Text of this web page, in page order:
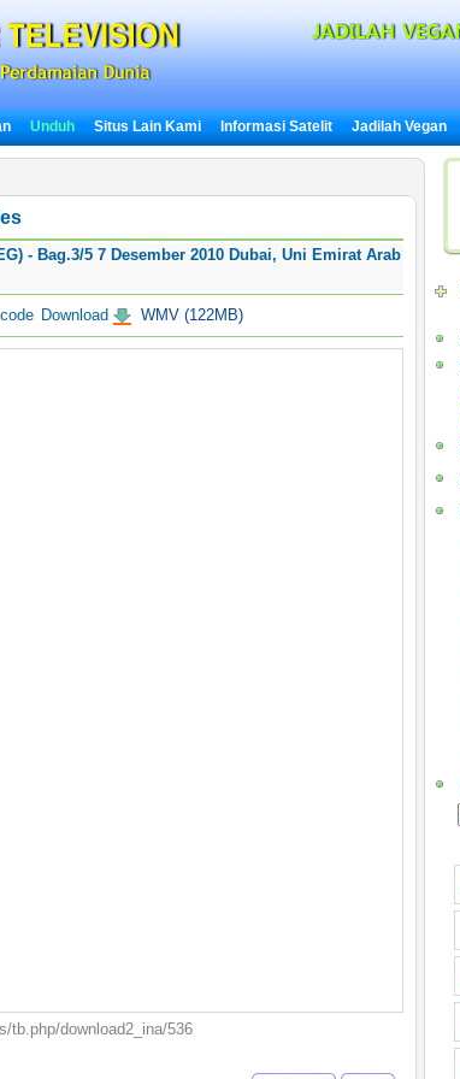
Unduh Situs Lain Kami Informasi Satelit Jadilah Vegan
- Bag.3/5 7 Desember 2010 Dubai, Uni Emirat Arab
Download WMV (122MB)
tb.php/download2_ina/536